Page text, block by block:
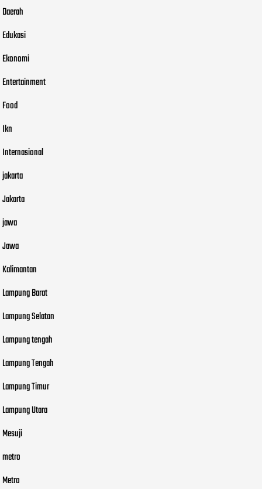
Daerah
Edukasi
Ekonomi
Entertainment
Food
Ikn
Internasional
jakarta
Jakarta
jawa
Jawa
Kalimantan
Lampung Barat
Lampung Selatan
Lampung tengah
Lampung Tengah
Lampung Timur
Lampung Utara
Mesuji
metro
Metro